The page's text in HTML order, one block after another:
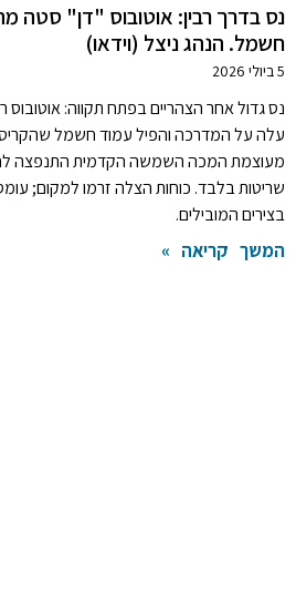
נס בדרך רבין: אוטובוס "דן" סטה
חשמל. הנהג ניצל (וידאו)
5 ביולי 2026
נס גדול אחר הצהריים בפתח תקווה: אוטובוס
עלה על המדרכה והפיל עמוד חשמל
מעוצמת המכה השמשה הקדמית התנפצה
שריטות בלבד. כוחות הצלה זרמו למקום;
בצירים המובילים.
המשך קריאה »